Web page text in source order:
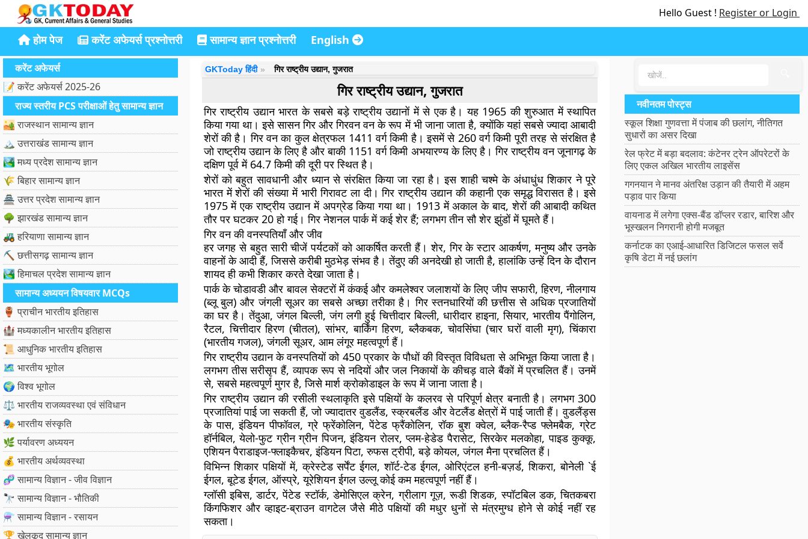
Hello Guest ! Register or Login
होम पेज करेंट अफेयर्स प्रश्नोत्तरी सामान्य ज्ञान प्रश्नोत्तरी English
करेंट अफेयर्स
📝 करेंट अफेयर्स 2025-26
राज्य स्तरीय PCS परीक्षाओं हेतु सामान्य ज्ञान
🏜️ राजस्थान सामान्य ज्ञान
🏔️ उत्तराखंड सामान्य ज्ञान
🏞️ मध्य प्रदेश सामान्य ज्ञान
🌾 बिहार सामान्य ज्ञान
🏯 उत्तर प्रदेश सामान्य ज्ञान
🌳 झारखंड सामान्य ज्ञान
🚜 हरियाणा सामान्य ज्ञान
⛏️ छत्तीसगढ़ सामान्य ज्ञान
🏞️ हिमाचल प्रदेश सामान्य ज्ञान
सामान्य अध्ययन विषयवार MCQs
🏺 प्राचीन भारतीय इतिहास
🏰 मध्यकालीन भारतीय इतिहास
📜 आधुनिक भारतीय इतिहास
🗺️ भारतीय भूगोल
🌍 विश्व भूगोल
⚖️ भारतीय राजव्यवस्था एवं संविधान
🎭 भारतीय संस्कृति
🌿 पर्यावरण अध्ययन
💰 भारतीय अर्थव्यवस्था
🧬 सामान्य विज्ञान - जीव विज्ञान
🔭 सामान्य विज्ञान - भौतिकी
⚗️ सामान्य विज्ञान - रसायन
🏆 खेलकूद सामान्य ज्ञान
GKToday हिंदी गिर राष्ट्रीय उद्यान, गुजरात
गिर राष्ट्रीय उद्यान, गुजरात
गिर राष्ट्रीय उद्यान भारत के सबसे बड़े राष्ट्रीय उद्यानों में से एक है। यह 1965 की शुरुआत में स्थापित
किया गया था। इसे सासन गिर और गिरवन वन के रूप में भी जाना जाता है, क्योंकि यहां सबसे ज्यादा आबादी
शेरों की है। गिर वन का कुल क्षेत्रफल 1411 वर्ग किमी है। इसमें से 260 वर्ग किमी पूरी तरह से संरक्षित है
जो राष्ट्रीय उद्यान के लिए है और बाकी 1151 वर्ग किमी अभयारण्य के लिए है। गिर राष्ट्रीय वन जूनागढ़ के
दक्षिण पूर्व में 64.7 किमी की दूरी पर स्थित है।
शेरों को बहुत सावधानी और ध्यान से संरक्षित किया जा रहा है। इस शाही चश्मे के अंधाधुंध शिकार ने पूरे
भारत में शेरों की संख्या में भारी गिरावट ला दी। गिर राष्ट्रीय उद्यान की कहानी एक समृद्ध विरासत है। इसे
1975 में एक राष्ट्रीय उद्यान में अपग्रेड किया गया था। 1913 में अकाल के बाद, शेरों की आबादी कथित
तौर पर घटकर 20 हो गई। गिर नेशनल पार्क में कई शेर हैं; लगभग तीन सौ शेर झुंडों में घूमते हैं।
गिर वन की वनस्पतियाँ और जीव
हर जगह से बहुत सारी चीजें पर्यटकों को आकर्षित करती हैं। शेर, गिर के स्टार आकर्षण, मनुष्य और उनके
वाहनों के आदी हैं, जिससे करीबी मुठभेड़ संभव है। तेंदुए की अनदेखी हो जाती है, हालांकि उन्हें दिन के दौरान
शायद ही कभी शिकार करते देखा जाता है।
पार्क के चोडावडी और बावल सेक्टरों में कंकई और कमलेश्वर जलाशयों के लिए जीप सफारी, हिरण, नीलगाय
(ब्लू बुल) और जंगली सूअर का सबसे अच्छा तरीका है। गिर स्तनधारियों की छत्तीस से अधिक प्रजातियों
का घर है। तेंदुआ, जंगल बिल्ली, जंग लगी हुई चित्तीदार बिल्ली, धारीदार हाइना, सियार, भारतीय पैंगोलिन,
रैटल, चित्तीदार हिरण (चीतल), सांभर, बार्किंग हिरण, ब्लैकबक, चोवसिंघा (चार घरों वाली मृग), चिंकारा
(भारतीय गजल), जंगली सूअर, आम लंगूर महत्वपूर्ण हैं।
गिर राष्ट्रीय उद्यान के वनस्पतियों को 450 प्रकार के पौधों की विस्तृत विविधता से अभिभूत किया जाता है।
लगभग तीस सरीसृप हैं, व्यापक रूप से नदियों और जल निकायों के कीचड़ वाले बैंकों में प्रचलित हैं। उनमें
से, सबसे महत्वपूर्ण मुगर है, जिसे मार्श क्रोकोडाइल के रूप में जाना जाता है।
गिर राष्ट्रीय उद्यान की रसीली स्थलाकृति इसे पक्षियों के कलरव से परिपूर्ण क्षेत्र बनाती है। लगभग 300
प्रजातियां पाई जा सकती हैं, जो ज्यादातर वुडलैंड, स्क्रबलैंड और वेटलैंड क्षेत्रों में पाई जाती हैं। वुडलैंड्स
के पास, इंडियन पीफॉवल, ग्रे फ्रेंकोलिन, पेंटेड फ्रैंकोलिन, रॉक बुश क्वेल, ब्लैक-रैप्ड फ्लेमबैक, ग्रेट
हॉर्नबिल, येलो-फुट ग्रीन ग्रीन पिजन, इंडियन रोलर, प्लम-हेडेड पैरासेट, सिरकेर मलकोहा, पाइड कुक्कू,
एशियन पैराडाइज-फ्लाइकैचर, इंडियन पिटा, रुफस ट्रीपी, बड़े कोयल, जंगल मैना प्रचलित हैं।
विभिन्न शिकार पक्षियों में, क्रेस्टेड सर्पेंट ईगल, शॉर्ट-टेड ईगल, ओरिएंटल हनी-बज़र्ड, शिकरा, बोनेली `ई
ईगल, बूटेड ईगल, ऑस्प्रे, यूरेशियन ईगल उल्लू कोई कम महत्वपूर्ण नहीं हैं।
ग्लॉसी इबिस, डार्टर, पेंटेड स्टॉर्क, डेमोसिएल क्रेन, ग्रीलाग गूज़, रूडी शिडक, स्पॉटबिल डक, चितकबरा
किंगफिशर और व्हाइट-ब्राउन वागटेल जैसे मीठे पक्षियों की मधुर धुनों से मंत्रमुग्ध होने से कोई नहीं रह
सकता।
नवीनतम पोस्ट्स
स्कूल शिक्षा गुणवत्ता में पंजाब की छलांग, नीतिगत
सुधारों का असर दिखा
रेल फ्रेट में बड़ा बदलाव: कंटेनर ट्रेन ऑपरेटरों के
लिए एकल अखिल भारतीय लाइसेंस
गगनयान ने मानव अंतरिक्ष उड़ान की तैयारी में अहम
पड़ाव पार किया
वायनाड में लगेगा एक्स-बैंड डॉप्लर रडार, बारिश और
भूस्खलन निगरानी होगी मजबूत
कर्नाटक का एआई-आधारित डिजिटल फसल सर्वे
कृषि डेटा में नई छलांग